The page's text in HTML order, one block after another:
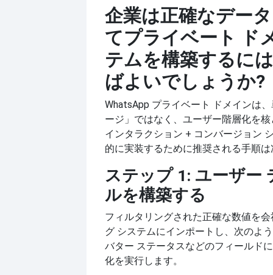
企業は正確なデー
てプライベート ド
テムを構築するに
ばよいでしょうか?
WhatsApp プライベート ドメインは
ージ」ではなく、ユーザー階層化を
インタラクション + コンバージョン
的に実装するために推奨される手順
ステップ 1: ユーザー
ルを構築する
フィルタリングされた正確な数値を
グ システムにインポートし、次のよ
バター ステータスなどのフィールド
化を実行します。